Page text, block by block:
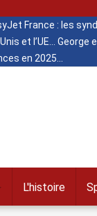
France : les
et l’UE
George
en 2025
L'histoire